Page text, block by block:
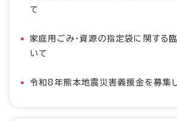
て
家庭用ごみ・資源の指定袋に関する
いて
令和8年熊本地震災害義援金を募集